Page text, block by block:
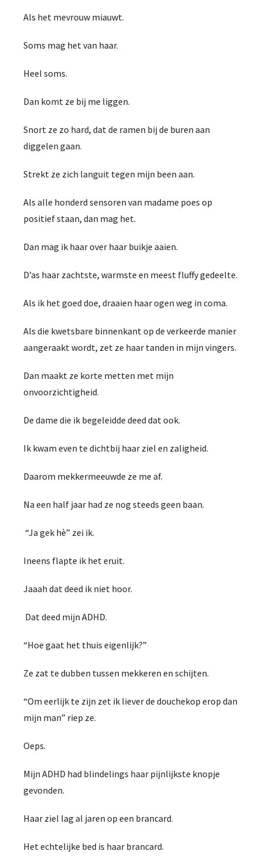
Als het mevrouw miauwt.
Soms mag het van haar.
Heel soms.
Dan komt ze bij me liggen.
Snort ze zo hard, dat de ramen bij de buren aan
diggelen gaan.
Strekt ze zich languit tegen mijn been aan.
Als alle honderd sensoren van madame poes op
positief staan, dan mag het.
Dan mag ik haar over haar buikje aaien.
D’as haar zachtste, warmste en meest fluffy gedeelte.
Als ik het goed doe, draaien haar ogen weg in coma.
Als die kwetsbare binnenkant op de verkeerde manier
aangeraakt wordt, zet ze haar tanden in mijn vingers.
Dan maakt ze korte metten met mijn
onvoorzichtigheid.
De dame die ik begeleidde deed dat ook.
Ik kwam even te dichtbij haar ziel en zaligheid.
Daarom mekkermeeuwde ze me af.
Na een half jaar had ze nog steeds geen baan.
“Ja gek hè” zei ik.
Ineens flapte ik het eruit.
Jaaah dat deed ik niet hoor.
Dat deed mijn ADHD.
“Hoe gaat het thuis eigenlijk?”
Ze zat te dubben tussen mekkeren en schijten.
“Om eerlijk te zijn zet ik liever de douchekop erop dan
mijn man” riep ze.
Oeps.
Mijn ADHD had blindelings haar pijnlijkste knopje
gevonden.
Haar ziel lag al jaren op een brancard.
Het echtelijke bed is haar brancard.